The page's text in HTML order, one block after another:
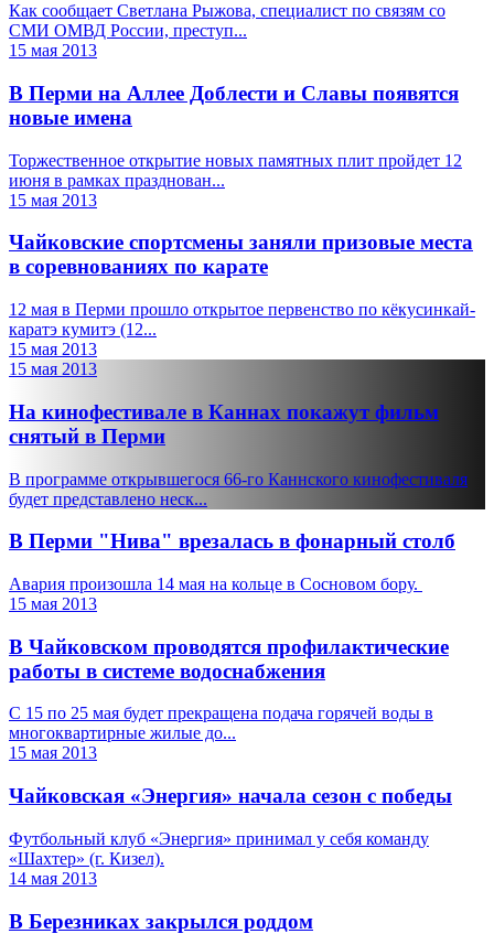
Как сообщает Светлана Рыжова, специалист по связям со
СМИ ОМВД России, преступ...
15 мая 2013
В Перми на Аллее Доблести и Славы появятся
новые имена
Торжественное открытие новых памятных плит пройдет 12
июня в рамках празднован...
15 мая 2013
Чайковские спортсмены заняли призовые места
в соревнованиях по карате
12 мая в Перми прошло открытое первенство по кёкусинкай-
каратэ кумитэ (12...
15 мая 2013
15 мая 2013
На кинофестивале в Каннах покажут фильм
снятый в Перми
В программе открывшегося 66-го Каннского кинофестиваля
будет представлено неск...
В Перми "Нива" врезалась в фонарный столб
Авария произошла 14 мая на кольце в Сосновом бору.
15 мая 2013
В Чайковском проводятся профилактические
работы в системе водоснабжения
С 15 по 25 мая будет прекращена подача горячей воды в
многоквартирные жилые до...
15 мая 2013
Чайковская «Энергия» начала сезон с победы
Футбольный клуб «Энергия» принимал у себя команду
«Шахтер» (г. Кизел).
14 мая 2013
В Березниках закрылся роддом